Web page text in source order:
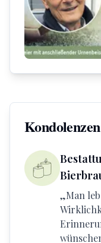
Kondolenzen
„Man